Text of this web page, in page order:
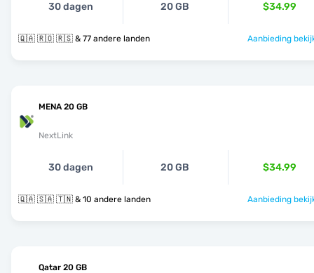
30 dagen 20 GB $34.99
🇶🇦 🇷🇴 🇷🇸 & 77 andere landen Aanbieding
MENA 20 GB
NextLink
30 dagen 20 GB $34.99
🇶🇦 🇸🇦 🇹🇳 & 10 andere landen Aanbieding
Qatar 20 GB